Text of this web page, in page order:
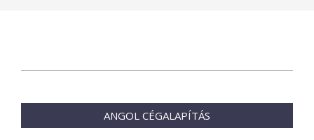
ANGOL CÉGALAPÍTÁS